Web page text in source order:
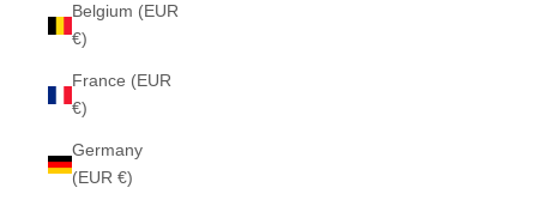
Belgium (EUR
€)
France (EUR
€)
Germany
(EUR €)